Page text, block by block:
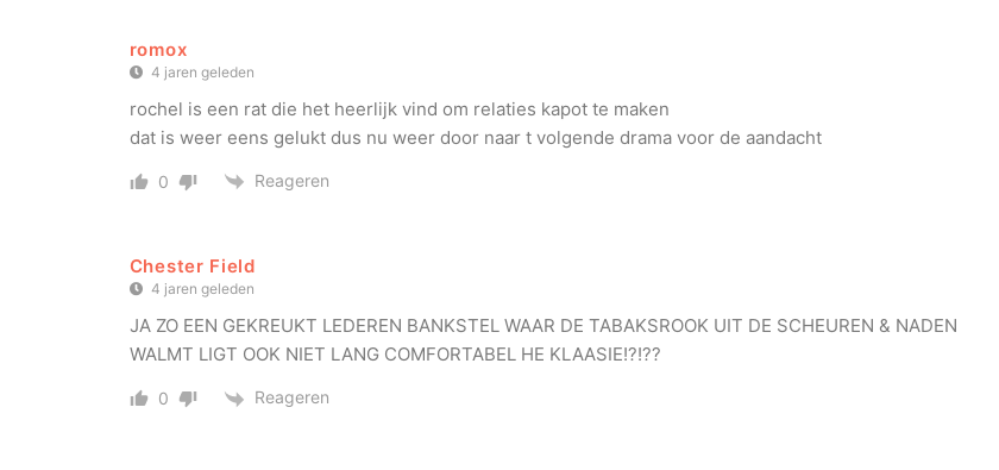
romox
4 jaren geleden
rochel is een rat die het heerlijk vind om relaties kapot te maken
dat is weer eens gelukt dus nu weer door naar t volgende drama voor de aandacht
0 Reageren
Chester Field
4 jaren geleden
JA ZO EEN GEKREUKT LEDEREN BANKSTEL WAAR DE TABAKSROOK UIT DE SCHEUREN & NADEN
WALMT LIGT OOK NIET LANG COMFORTABEL HE KLAASIE!?!??
0 Reageren